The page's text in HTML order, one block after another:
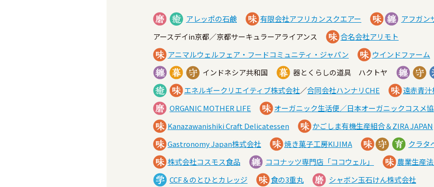
アレッポの石鹸 有限会社アフリカンスクエアー
アフガン
アースデイin京都／京都サーキュラーアライアンス
合名会社アリモト
アニマルウェルフェア・フードコミュニティ・ジャパン
ウインドファーム
インドネシア共和国
器とくらしの道具 ハクトヤ
エネルギークリエイティブ株式会社／合同会社ハンナリCHE
遠赤青
ORGANIC MOTHER LIFE
オーガニック生活便／日本オーガニックコスメ
Kanazawanishiki Craft Delicatessen
かごしま有機生産組合＆ZIRA JAPAN
Gastronomy Japan株式会社
焼き菓子工房KIJIMA
クラタ
株式会社コスモス食品
ココナッツ専門店「ココウェル」
農業生産
CCF＆のとひとカレッジ
食の3重丸
シャボン玉石けん株式会社